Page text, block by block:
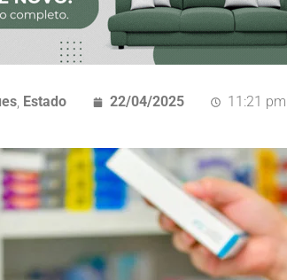
, Estado 22/04/2025 11:21 pm